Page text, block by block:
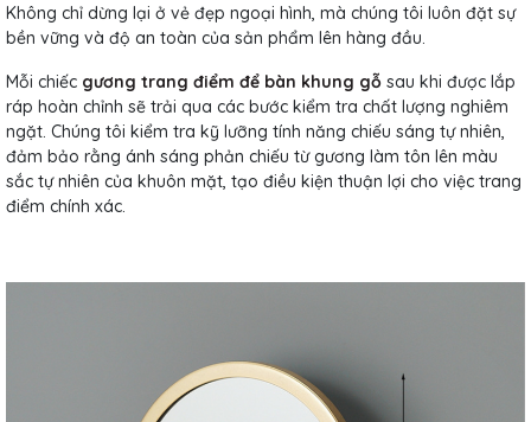
Không chỉ dừng lại ở vẻ đẹp ngoại hình, mà chúng tôi luôn đặt sự
bền vững và độ an toàn của sản phẩm lên hàng đầu.
Mỗi chiếc gương trang điểm để bàn khung gỗ sau khi được lắp
ráp hoàn chỉnh sẽ trải qua các bước kiểm tra chất lượng nghiêm
ngặt. Chúng tôi kiểm tra kỹ lưỡng tính năng chiếu sáng tự nhiên,
đảm bảo rằng ánh sáng phản chiếu từ gương làm tôn lên màu
sắc tự nhiên của khuôn mặt, tạo điều kiện thuận lợi cho việc trang
điểm chính xác.